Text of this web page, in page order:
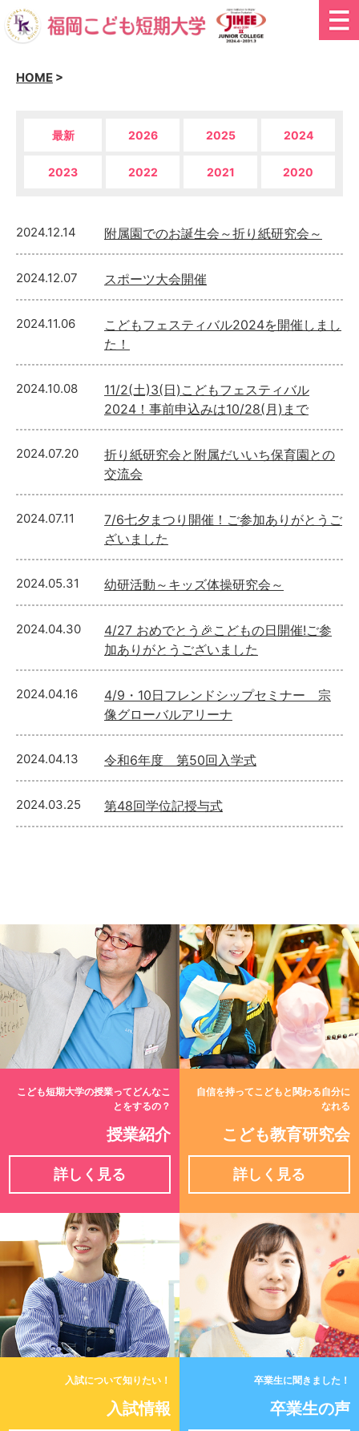
HOME >
最新 2026 2025 2024
2023 2022 2021 2020
2024.12.14 附属園でのお誕生会～折り紙研究会～
2024.12.07 スポーツ大会開催
2024.11.06
こどもフェスティバル2024を開催しまし
た！
2024.10.08
11/2(土)3(日)こどもフェスティバル
2024！事前申込みは10/28(月)まで
2024.07.20
折り紙研究会と附属だいいち保育園との
交流会
2024.07.11
7/6七夕まつり開催！ご参加ありがとうご
ざいました
2024.05.31 幼研活動～キッズ体操研究会～
2024.04.30
4/27 おめでとう🎉こどもの日開催!ご参
加ありがとうございました
2024.04.16
4/9・10日フレンドシップセミナー 宗
像グローバルアリーナ
2024.04.13 令和6年度 第50回入学式
2024.03.25 第48回学位記授与式
こども短期大学の授業ってどんなこ
とをするの？
授業紹介
詳しく見る
自信を持ってこどもと関わる自分に
なれる
こども教育研究会
詳しく見る
入試について知りたい！
入試情報
卒業生に聞きました！
卒業生の声